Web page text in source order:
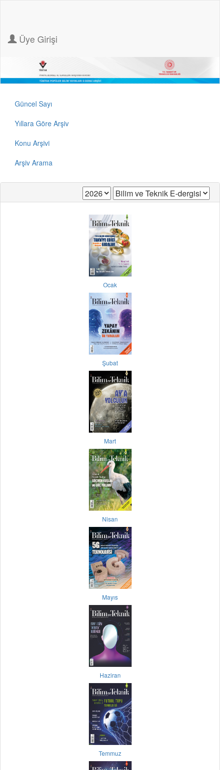
Üye Girişi
Güncel Sayı
Yıllara Göre Arşiv
Konu Arşivi
Arşiv Arama
Ocak
Şubat
Mart
Nisan
Mayıs
Haziran
Temmuz